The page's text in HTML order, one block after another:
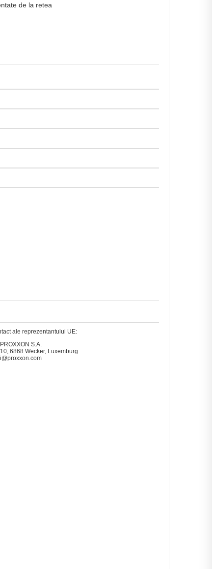
de la retea
ale reprezentantului UE:
PROXXON S.A.
6868 Wecker, Luxemburg
i@proxxon.com